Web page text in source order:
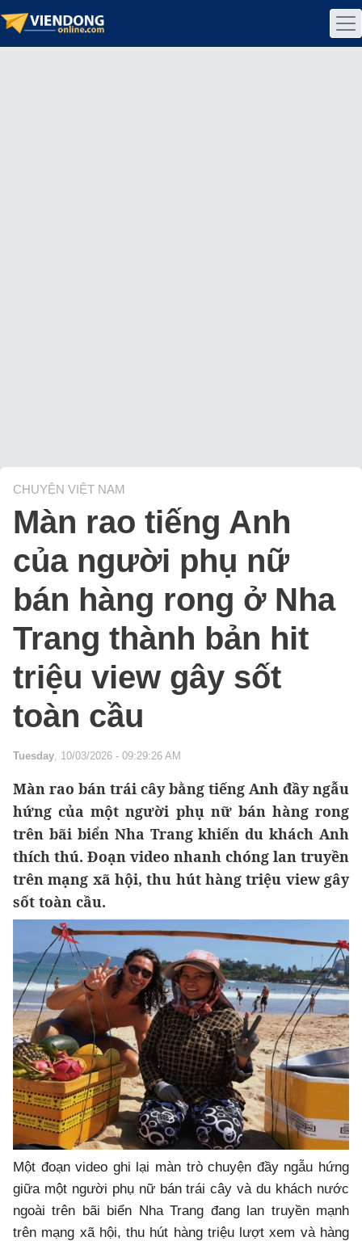
CHUYỆN VIỆT NAM
Màn rao tiếng Anh
của người phụ nữ
bán hàng rong ở Nha
Trang thành bản hit
triệu view gây sốt
toàn cầu
Tuesday, 10/03/2026 - 09:29:26 AM
Màn rao bán trái cây bằng tiếng Anh đầy ngẫu
hứng của một người phụ nữ bán hàng rong
trên bãi biển Nha Trang khiến du khách Anh
thích thú. Đoạn video nhanh chóng lan truyền
trên mạng xã hội, thu hút hàng triệu view gây
sốt toàn cầu.
Một đoạn video ghi lại màn trò chuyện đầy ngẫu hứng
giữa một người phụ nữ bán trái cây và du khách nước
ngoài trên bãi biển Nha Trang đang lan truyền mạnh
trên mạng xã hội, thu hút hàng triệu lượt xem và hàng